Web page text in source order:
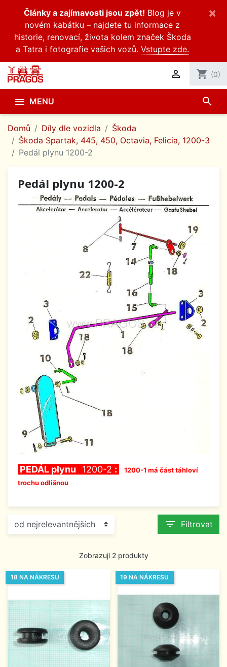
Články a zajímavosti jsou zpět! Blog je v
novém kabátku – najdete tu informace z
historie, renovací, života kolem značek Škoda
a Tatra i fotografie vašich vozů. Vstupte zde.
×
 shopping_cart (0)
 MENU search
Domů Díly dle vozidla
Škoda
Škoda Spartak, 445, 450, Octavia, Felicia, 1200-3
Pedál plynu 1200-2
Pedál plynu 1200-2
PEDÁL plynu 1200-2 :
1200-1 má část táhloví
trochu odlišnou
filter_list Filtrovat
Zobrazuji 2 produkty
18 NA NÁKRESU 19 NA NÁKRESU